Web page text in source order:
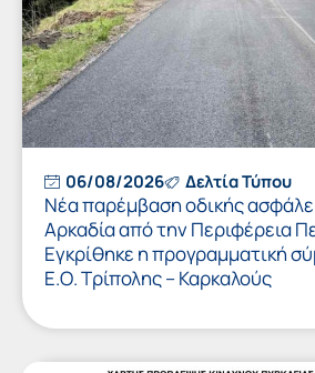
06/08/2026 Δελτία Τύπου
Νέα παρέμβαση οδικής
Αρκαδία από την Περιφέρεια
Εγκρίθηκε η προγραμματική
Ε.Ο. Τρίπολης – Καρκαλούς